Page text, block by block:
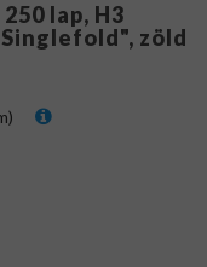
lap, H3
zöld